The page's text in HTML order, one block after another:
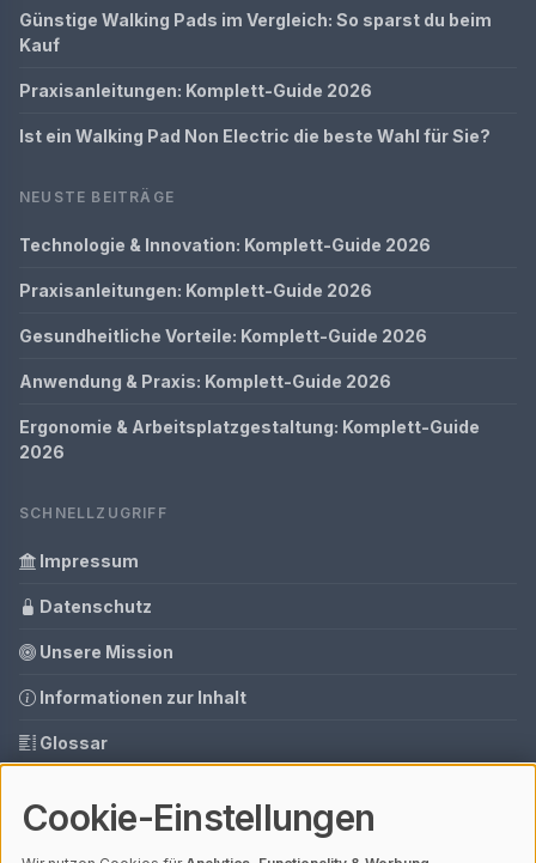
Günstige Walking Pads im Vergleich: So sparst du beim
Kauf
Praxisanleitungen: Komplett-Guide 2026
Ist ein Walking Pad Non Electric die beste Wahl für Sie?
NEUSTE BEITRÄGE
Technologie & Innovation: Komplett-Guide 2026
Praxisanleitungen: Komplett-Guide 2026
Gesundheitliche Vorteile: Komplett-Guide 2026
Anwendung & Praxis: Komplett-Guide 2026
Ergonomie & Arbeitsplatzgestaltung: Komplett-Guide
2026
SCHNELLZUGRIFF
Impressum
Datenschutz
Unsere Mission
Informationen zur Inhalt
Glossar
Ihre Datenschutzeinstellungen
Cookie-Einstellungen